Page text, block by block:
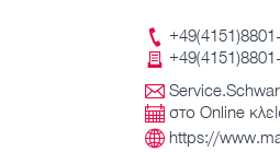
στο Online
https://